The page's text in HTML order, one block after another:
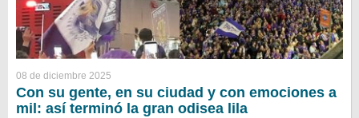
08 de diciembre 2025
Con su gente, en su ciudad y con emociones a
mil: así terminó la gran odisea lila